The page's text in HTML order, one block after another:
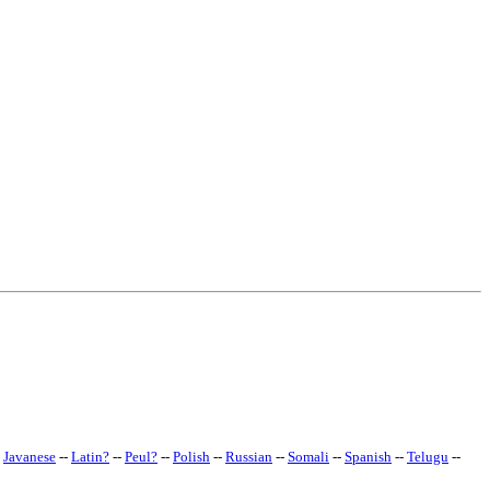
Javanese -- Latin? -- Peul? -- Polish -- Russian -- Somali -- Spanish -- Telugu --